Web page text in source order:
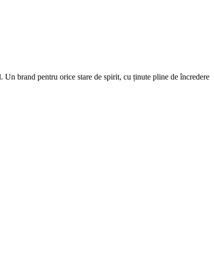
brand pentru orice stare de spirit, cu ținute pline de încredere